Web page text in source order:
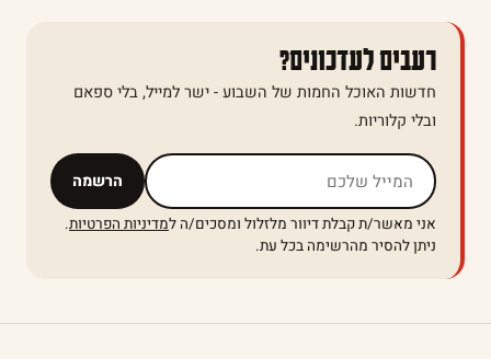
רעבים לעדכונים?
חדשות האוכל החמות של השבוע - ישר למייל, בלי ספאם
ובלי קלוריות.
הרשמה אל תמלאו שדה זה
אני מאשר/ת קבלת דיוור מלזלול ומסכים/ה למדיניות הפרטיות.
ניתן להסיר מהרשימה בכל עת.